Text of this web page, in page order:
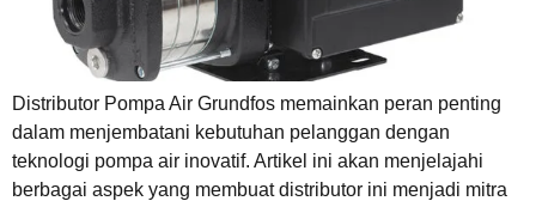
Distributor Pompa Air Grundfos memainkan peran penting
dalam menjembatani kebutuhan pelanggan dengan
teknologi pompa air inovatif. Artikel ini akan menjelajahi
berbagai aspek yang membuat distributor ini menjadi mitra